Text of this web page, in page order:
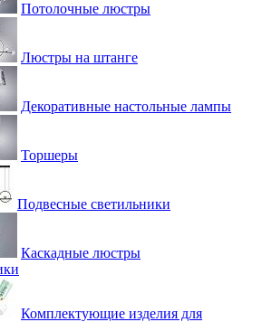
Потолочные люстры
Люстры на штанге
Декоративные настольные лампы
Торшеры
Подвесные светильники
Каскадные люстры
Комплектующие изделия для